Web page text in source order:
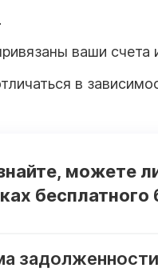
ваши счета
в
можете
бесплатного